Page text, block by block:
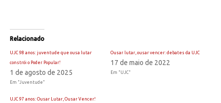
Relacionado
UJC 98 anos: juventude que ousa lutar
constrói o Poder Popular!
1 de agosto de 2025
Em "Juventude"
Ousar lutar, ousar vencer: debates da UJC
17 de maio de 2022
Em "UJC"
UJC 97 anos: Ousar Lutar, Ousar Vencer!